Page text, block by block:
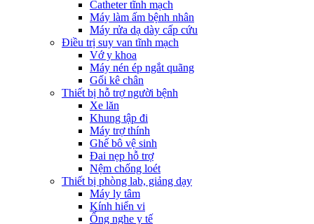
Catheter tĩnh mạch
Máy làm ấm bệnh nhân
Máy rửa dạ dày cấp cứu
Điều trị suy van tĩnh mạch
Vớ y khoa
Máy nén ép ngắt quãng
Gối kê chân
Thiết bị hỗ trợ người bệnh
Xe lăn
Khung tập đi
Máy trợ thính
Ghế bô vệ sinh
Đai nẹp hỗ trợ
Nệm chống loét
Thiết bị phòng lab, giảng dạy
Máy ly tâm
Kính hiển vi
Ống nghe y tế